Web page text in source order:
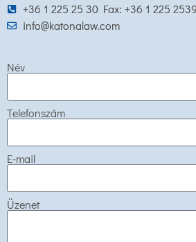
+36 1 225 25 30 Fax: +36 1 225 2539
info@katonalaw.com
Név
Telefonszám
E-mail
Üzenet